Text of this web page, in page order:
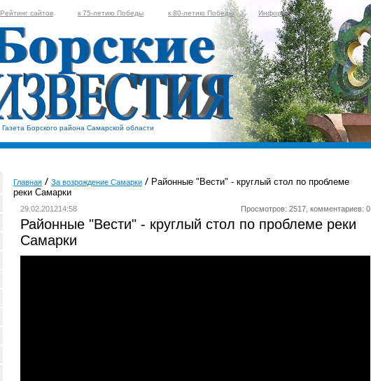
Рейтинг сайтов к 75-летию Победы к 80-летию Победы Информер
Газета Борского района Самарской области
Главная За возрождение Самарки
Районные "Вести" - круглый стол по проблеме
реки Самарки
29.02.201214:58 Просмотров: 2517, комментариев: 0
Районные "Вести" - круглый стол по проблеме реки
Самарки